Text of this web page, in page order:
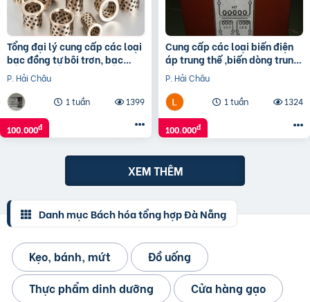
Tổng đại lý cung cấp các loại
bạc đồng tự bôi trơn, bạc
cầu, bạc Graphite
P. Hải Châu
1 tuần
1399
100.000đ
Cung cấp các loại biến điện
áp trung thế ,biến dòng trung
thế, tụ bù trung thế
P. Hải Châu
1 tuần
1324
100.000đ
XEM THÊM
Danh mục Bách hóa tổng hợp Đà Nẵng
Kẹo, bánh, mứt
Đồ uống
Thực phẩm dinh dưỡng
Cửa hàng gạo